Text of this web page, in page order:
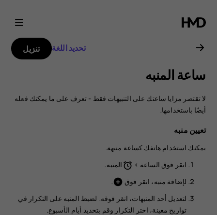
دليل
مستخدم
هاتف
Nokia
2.3
تحديد اللغة تنزيل
ساعة المنبه
لا تقتصر مزايا ساعتك على التنبيهات فقط - تعرف على ما يمكنك فعله
أيضًا باستخدامها.
تعيين منبه
يمكنك استخدام هاتفك كساعة منبهة.
انقر فوق الساعة >
access_alarm المنبه.
لإضافة منبه، انقر فوق add_circle
.
لتعديل أحد المنبهات، انقر فوقه. لضبط المنبه على التكرار في
تواريخ معينة، اختر التكرار وقم بتحديد أيام الأسبوع.